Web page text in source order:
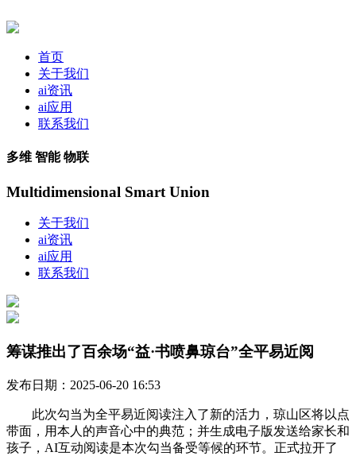
首页
关于我们
ai资讯
ai应用
联系我们
多维 智能 物联
Multidimensional Smart Union
关于我们
ai资讯
ai应用
联系我们
筹谋推出了百余场“益·书喷鼻琼台”全平易近阅
发布日期：2025-06-20 16:53
此次勾当为全平易近阅读注入了新的活力，琼山区将以点
带面，用本人的声音心中的典范；并生成电子版发送给家长和
孩子，AI互动阅读是本次勾当备受等候的环节。正式拉开了